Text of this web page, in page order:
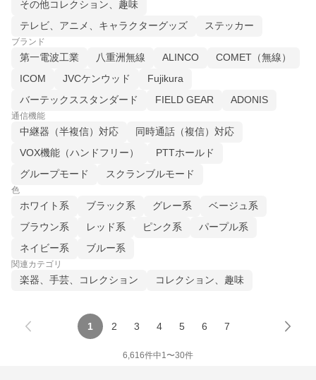
その他コレクション、趣味
テレビ、アニメ、キャラクターグッズ
ステッカー
ブランド
第一電波工業 八重洲無線 ALINCO
COMET（無線）
ICOM
JVCケンウッド
Fujikura
バーテックススタンダード
FIELD GEAR ADONIS
通信機能
中継器（半複信）対応
同時通話（複信）対応
VOX機能（ハンドフリー）
PTTホールド
グループモード
スクランブルモード
色
ホワイト系 ブラック系 グレー系
ベージュ系
ブラウン系
レッド系 ピンク系
パープル系
ネイビー系
ブルー系
関連カテゴリ
楽器、手芸、コレクション コレクション、趣味
1 2 3 4 5 6 7
6,616件中1〜30件